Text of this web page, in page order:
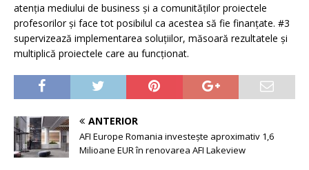
atenția mediului de business și a comunităților proiectele
profesorilor și face tot posibilul ca acestea să fie finanțate. #3
supervizează implementarea soluțiilor, măsoară rezultatele și
multiplică proiectele care au funcționat.
ANTERIOR
AFI Europe Romania investește aproximativ 1,6
Milioane EUR în renovarea AFI Lakeview